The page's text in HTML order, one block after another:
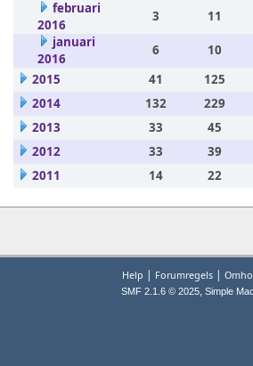
februari
2016
3 11
januari
2016
6 10
2015
41 125
2014
132 229
2013
33 45
2012
33 39
2011
14 22
Help | Forumregels|
SMF 2.1.6 © 2025, Simple